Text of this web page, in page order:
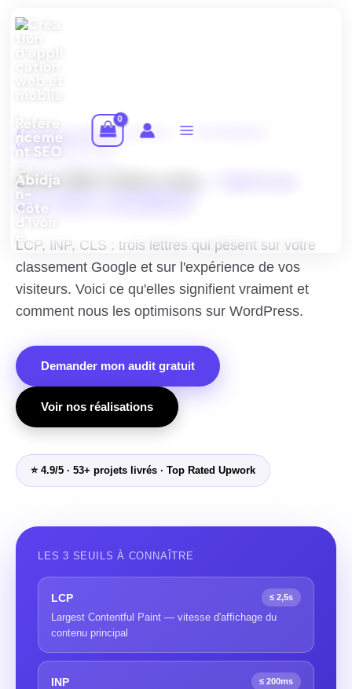
Aller
AGENCE DIGITALE ABIDJAN · PERFORMANCE
WORDPRESS 2025
Core Web Vitals 2025 :
son Score WordPress
LCP, INP, CLS : trois lettres qui pèsent sur votre
classement Google et sur l'expérience de vos
visiteurs. Voici ce qu'elles signifient vraiment et
comment nous les optimisons sur WordPress.
Demander mon audit gratuit
Voir nos réalisations
⭐ 4.9/5 · 53+ projets livrés · Top Rated Upwork
LES 3 SEUILS À CONNAÎTRE
LCP ≤ 2,5s
Largest Contentful Paint — vitesse d'affichage du
contenu principal
INP ≤ 200ms